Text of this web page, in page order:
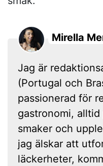
Mirella
Jag är
(Portugal och
passionerad för
gastronomi,
smaker och
jag älskar att
läckerheter,